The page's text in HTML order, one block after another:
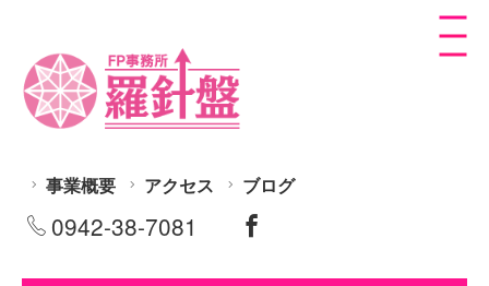
事業概要 アクセス ブログ
0942-38-7081